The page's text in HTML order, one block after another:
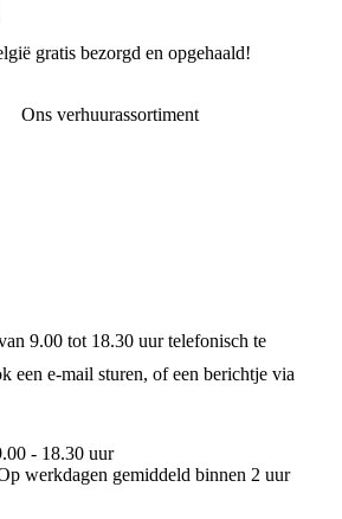
gratis bezorgd en opgehaald!
Ons verhuurassortiment
9.00 tot 18.30 uur telefonisch te
een e-mail sturen, of een berichtje via
- 18.30 uur
werkdagen gemiddeld binnen 2 uur